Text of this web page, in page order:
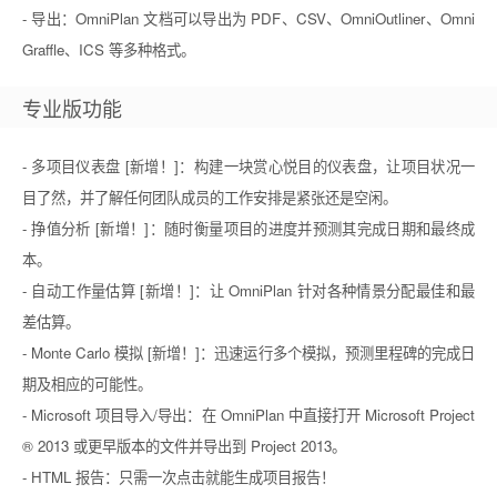
- 导出：OmniPlan 文档可以导出为 PDF、CSV、OmniOutliner、Omni
Graffle、ICS 等多种格式。
专业版功能
- 多项目仪表盘 [新增！]：构建一块赏心悦目的仪表盘，让项目状况一
目了然，并了解任何团队成员的工作安排是紧张还是空闲。
- 挣值分析 [新增！]：随时衡量项目的进度并预测其完成日期和最终成
本。
- 自动工作量估算 [新增！]：让 OmniPlan 针对各种情景分配最佳和最
差估算。
- Monte Carlo 模拟 [新增！]：迅速运行多个模拟，预测里程碑的完成日
期及相应的可能性。
- Microsoft 项目导入/导出：在 OmniPlan 中直接打开 Microsoft Project
® 2013 或更早版本的文件并导出到 Project 2013。
- HTML 报告：只需一次点击就能生成项目报告！